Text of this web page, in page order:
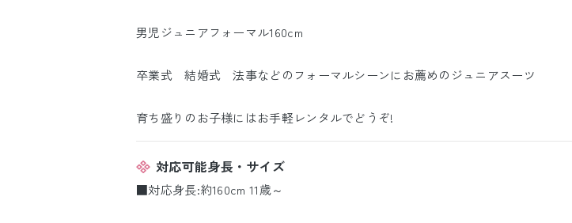
男児ジュニアフォーマル160cm
卒業式 結婚式 法事などのフォーマルシーンにお薦めのジュニアスーツ
育ち盛りのお子様にはお手軽レンタルでどうぞ!
対応可能身長・サイズ
■対応身長:約160cm 11歳～